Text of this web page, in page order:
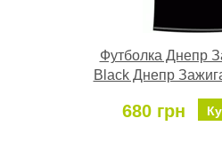
Футболка Днепр
Black Днепр
680 грн